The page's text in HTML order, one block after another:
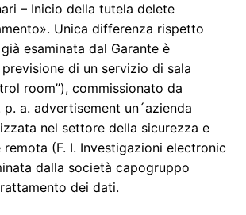
– Inicio della tutela delete
Unica differenza rispetto
esaminata dal Garante è
di un servizio di sala
room”), commissionato da
a. advertisement un´azienda
nel settore della sicurezza e
(F. I. Investigazioni electronic
dalla società capogruppo
dei dati.